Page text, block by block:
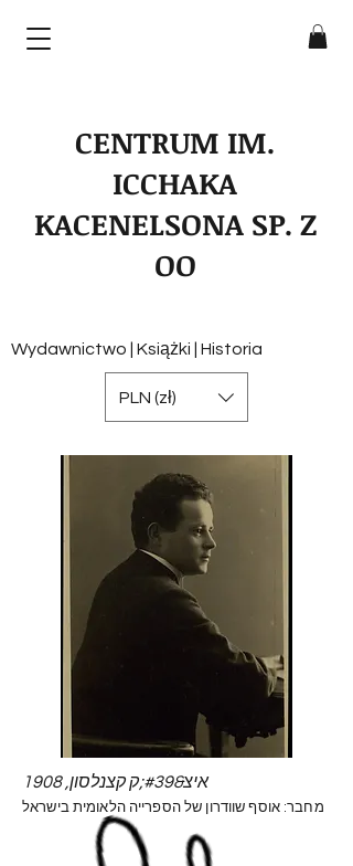
CENTRUM IM.
ICCHAKA
KACENELSONA SP. Z
OO
PLN (zł)
Wydawnictwo | Książki | Historia
איצ&#39;ק קצנלסון, 1908
מחבר: אוסף שוודרון של הספרייה הלאומית בישראל